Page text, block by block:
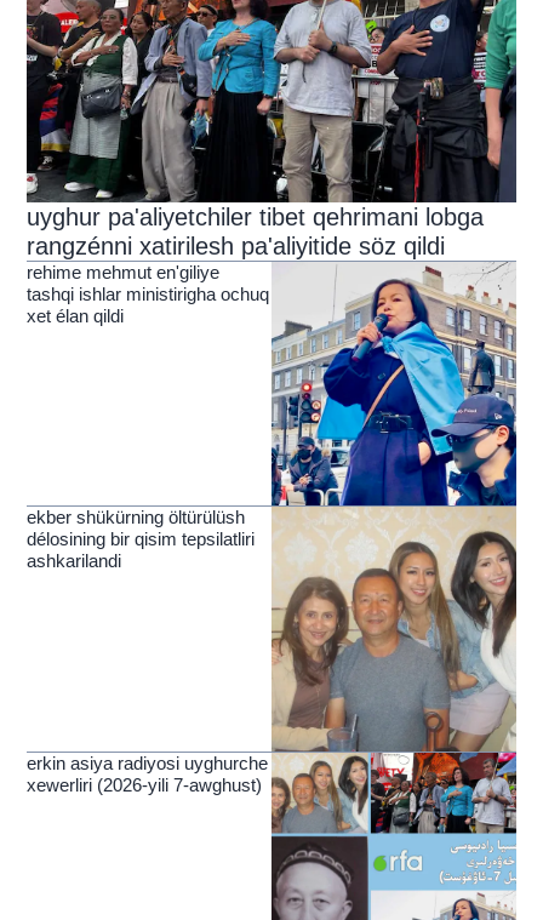
uyghur pa'aliyetchiler tibet qehrimani lobga
rangzénni xatirilesh pa'aliyitide söz qildi
rehime mehmut en'giliye
tashqi ishlar ministirigha ochuq
xet élan qildi
ekber shükürning öltürülüsh
délosining bir qisim tepsilatliri
ashkarilandi
erkin asiya radiyosi uyghurche
xewerliri (2026-yili 7-awghust)